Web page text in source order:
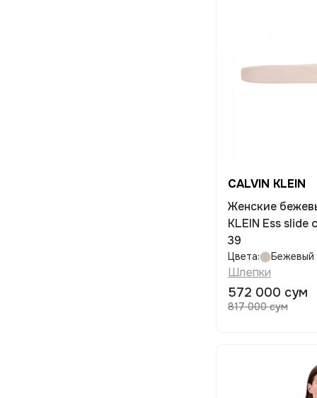
CALVIN KLEIN
Женские
KLEIN Ess
39
Цвета: Бежевый
Шлепки
572 000 сум
817 000 сум